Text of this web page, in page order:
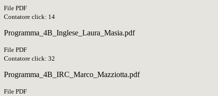
File PDF
Contatore click: 14
Programma_4B_Inglese_Laura_Masia.pdf
File PDF
Contatore click: 32
Programma_4B_IRC_Marco_Mazziotta.pdf
File PDF